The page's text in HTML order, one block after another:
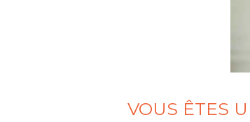
VOUS ÊTES